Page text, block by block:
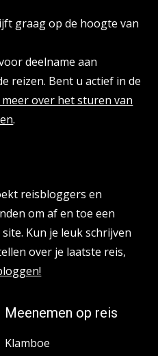
graag op de hoogte van
deelname aan
reizen. Bent u actief in de
over het sturen van
.
reisbloggers en
om af en toe een
Kun je leuk schrijven
over je laatste reis,
Meenemen op reis
Klamboe